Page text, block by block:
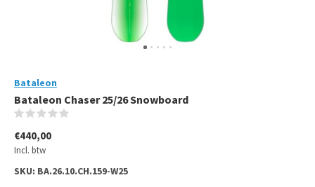
Bataleon
Bataleon Chaser 25/26 Snowboard
€440,00
Incl. btw
SKU: BA.26.10.CH.159-W25